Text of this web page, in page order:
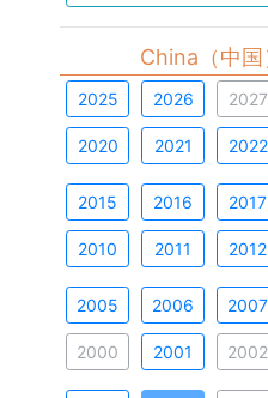
China（中
2025 2026 2027
2020 2021 2022
2015 2016 2017
2010 2011 2012
2005 2006 2007
2000 2001 2002